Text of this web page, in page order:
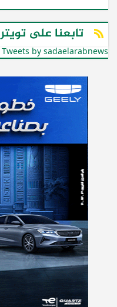
تابعنا على تويتر
Tweets by sadaelarabnews